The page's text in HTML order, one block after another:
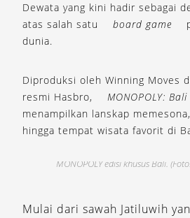
Dewata yang kini hadir sebagai
atas salah satu
board game
dunia.
Diproduksi oleh Winning Moves
resmi Hasbro,
MONOPOLY:
menampilkan lanskap
hingga tempat wisata favorit di
MONOPOLY edisi khusus Bali.
Mulai dari sawah Jatiluwih